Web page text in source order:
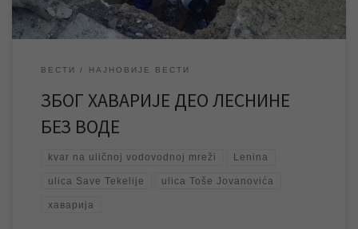
ВЕСТИ НАЈНОВИЈЕ ВЕСТИ
ЗБОГ ХАВАРИЈЕ ДЕО ЛЕСНИНЕ
БЕЗ ВОДЕ
kvar na uličnoj vodovodnoj mreži Lenina
ulica Save Tekelije ulica Toše Jovanovića
хаварија